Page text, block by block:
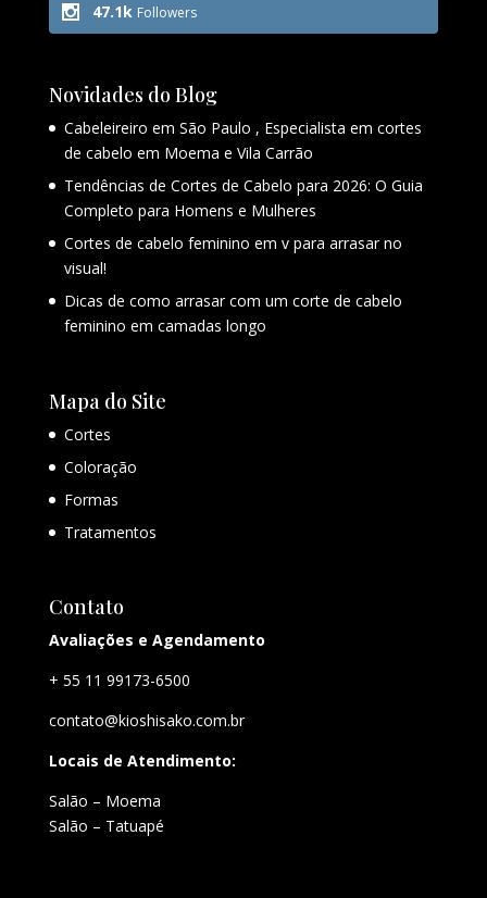
47.1k Followers
Novidades do Blog
Cabeleireiro em São Paulo , Especialista em cortes
de cabelo em Moema e Vila Carrão
Tendências de Cortes de Cabelo para 2026: O Guia
Completo para Homens e Mulheres
Cortes de cabelo feminino em v para arrasar no
visual!
Dicas de como arrasar com um corte de cabelo
feminino em camadas longo
Mapa do Site
Cortes
Coloração
Formas
Tratamentos
Contato
Avaliações e Agendamento
+ 55 11 99173-6500
contato@kioshisako.com.br
Locais de Atendimento:
Salão – Moema
Salão – Tatuapé